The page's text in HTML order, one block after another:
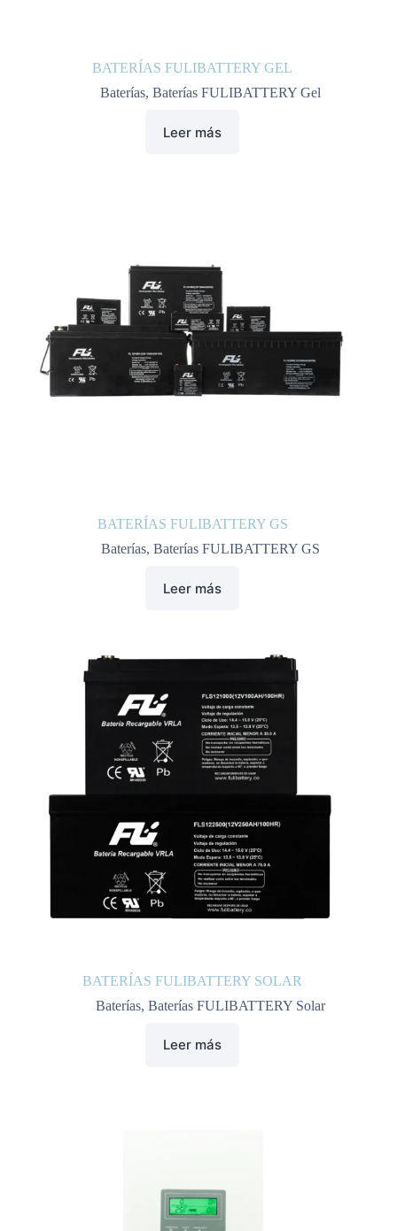
BATERÍAS FULIBATTERY GEL
Baterías, Baterías FULIBATTERY Gel
Leer más
BATERÍAS FULIBATTERY GS
Baterías, Baterías FULIBATTERY GS
Leer más
BATERÍAS FULIBATTERY SOLAR
Baterías, Baterías FULIBATTERY Solar
Leer más